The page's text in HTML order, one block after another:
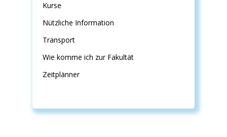
Kurse
Nützliche Information
Transport
Wie komme ich zur Fakultät
Zeitplänner